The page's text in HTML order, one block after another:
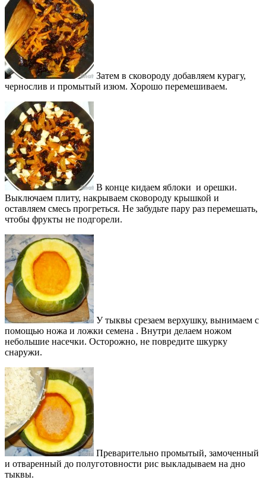
Затем в сковороду добавляем курагу,
чернослив и промытый изюм. Хорошо перемешиваем.
В конце кидаем яблоки и орешки.
Выключаем плиту, накрываем сковороду крышкой и
оставляем смесь прогреться. Не забудьте пару раз перемешать,
чтобы фрукты не подгорели.
У тыквы срезаем верхушку, вынимаем с
помощью ножа и ложки семена . Внутри делаем ножом
небольшие насечки. Осторожно, не повредите шкурку
снаружи.
Преварительно промытый, замоченный
и отваренный до полуготовности рис выкладываем на дно
тыквы.